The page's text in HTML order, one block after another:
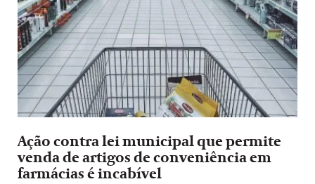
Ação contra lei municipal que permite
venda de artigos de conveniência em
farmácias é incabível